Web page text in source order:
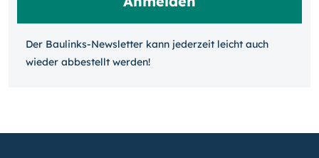
Der Baulinks-Newsletter kann jeder­zeit leicht auch
wieder ab­bestellt werden!